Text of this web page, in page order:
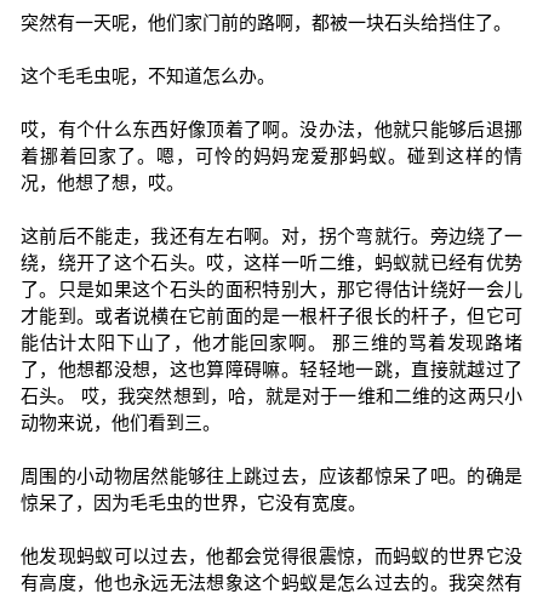
突然有一天呢，他们家门前的路啊，都被一块石头给挡住了。
这个毛毛虫呢，不知道怎么办。
哎，有个什么东西好像顶着了啊。没办法，他就只能够后退挪
着挪着回家了。嗯，可怜的妈妈宠爱那蚂蚁。碰到这样的情
况，他想了想，哎。
这前后不能走，我还有左右啊。对，拐个弯就行。旁边绕了一
绕，绕开了这个石头。哎，这样一听二维，蚂蚁就已经有优势
了。只是如果这个石头的面积特别大，那它得估计绕好一会儿
才能到。或者说横在它前面的是一根杆子很长的杆子，但它可
能估计太阳下山了，他才能回家啊。 那三维的骂着发现路堵
了，他想都没想，这也算障碍嘛。轻轻地一跳，直接就越过了
石头。 哎，我突然想到，哈，就是对于一维和二维的这两只小
动物来说，他们看到三。
周围的小动物居然能够往上跳过去，应该都惊呆了吧。的确是
惊呆了，因为毛毛虫的世界，它没有宽度。
他发现蚂蚁可以过去，他都会觉得很震惊，而蚂蚁的世界它没
有高度，他也永远无法想象这个蚂蚁是怎么过去的。我突然有